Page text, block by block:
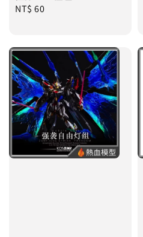
Regular
NT$ 60